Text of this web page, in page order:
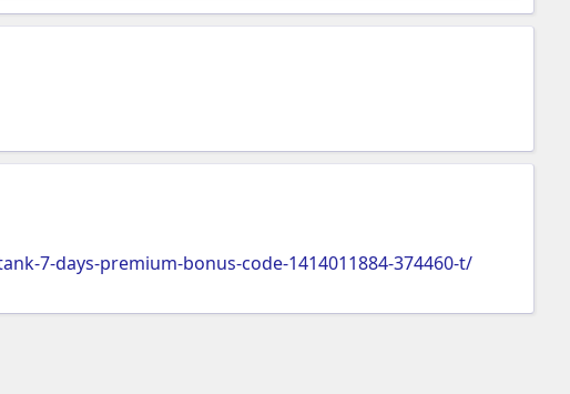
7-days-premium-bonus-code-1414011884-374460-t/